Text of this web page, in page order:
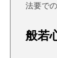
法要で
般若